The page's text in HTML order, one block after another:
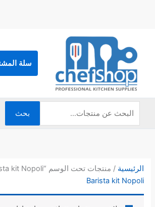
سلة
عن:
بحث
الرئيسية / منتجات تحت الوسم “Barista kit Nopoli”
Barista kit Nopoli